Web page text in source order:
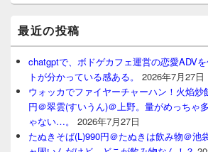
最近の投稿
chatgptで、ボドゲカフェ運営の恋愛ADV
トが分かっている感ある。
2026年7月27日
ウォッカでファイヤーチャーハン！火焰炒
円＠翠雲(すいうん)＠上野。量がめっちゃ
ゃない…。
2026年7月27日
たぬきそば(L)990円＠たぬきは飲み物＠池